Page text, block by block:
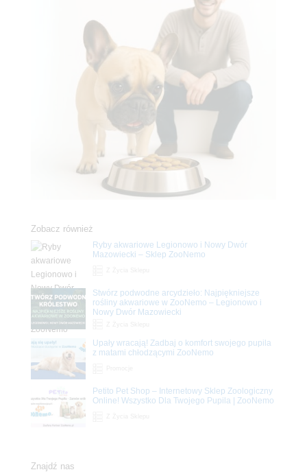
Zobacz również
Ryby akwariowe Legionowo i Nowy Dwór
Mazowiecki – Sklep ZooNemo
Stwórz podwodne arcydzieło: Najpiękniejsze
rośliny akwariowe w ZooNemo – Legionowo i
Nowy Dwór Mazowiecki
Upały wracają! Zadbaj o komfort swojego pupila
z matami chłodzącymi ZooNemo
Petito Pet Shop – Internetowy Sklep Zoologiczny
Online! Wszystko Dla Twojego Pupila | ZooNemo
Znajdź nas